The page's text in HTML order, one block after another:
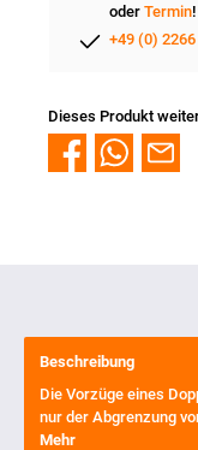
oder Termin!
+49 (0) 2266
Dieses Produkt
Beschreibung
Die Vorzüge eines
nur der Abgrenzung
Mehr